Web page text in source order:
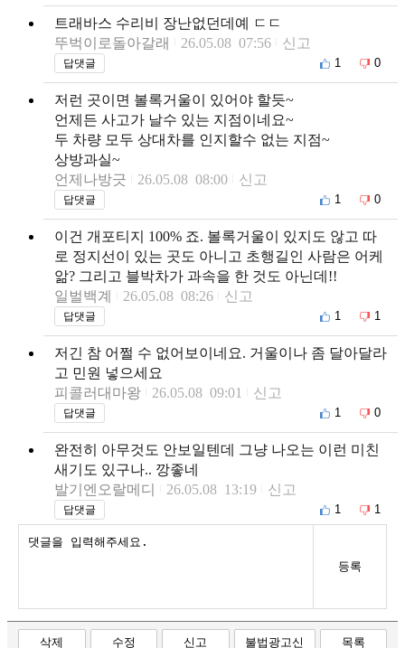
트래바스 수리비 장난없던데예 ㄷㄷ
뚜벅이로돌아갈래
26.05.08 07:56 신고
답댓글 1 0
저런 곳이면 볼록거울이 있어야 할듯~
언제든 사고가 날수 있는 지점이네요~
두 차량 모두 상대차를 인지할수 없는 지점~
상방과실~
언제나방긋
26.05.08 08:00 신고
답댓글 1 0
이건 개포티지 100% 죠. 볼록거울이 있지도 않고 따
로 정지선이 있는 곳도 아니고 초행길인 사람은 어케
앎? 그리고 블박차가 과속을 한 것도 아닌데!!
일벌백계
26.05.08 08:26 신고
답댓글 1 1
저긴 참 어쩔 수 없어보이네요. 거울이나 좀 달아달라
고 민원 넣으세요
피콜러대마왕
26.05.08 09:01 신고
답댓글 1 0
완전히 아무것도 안보일텐데 그냥 나오는 이런 미친
새기도 있구나.. 깡좋네
발기엔오랄메디
26.05.08 13:19 신고
답댓글 1 1
등록
삭제 수정 신고 불법광고신 목록